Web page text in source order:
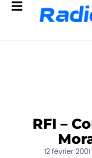
RFI –
12 février